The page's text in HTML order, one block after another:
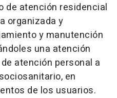
de atención residencial
organizada y
y manutención
una atención
atención personal a
en
de los usuarios.